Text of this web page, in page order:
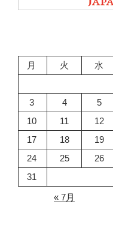
月
火 水
3
4 5
10
11 12
17
18 19
24
25 26
31
« 7月